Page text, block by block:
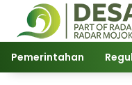
Langsung
konten
Pemerintahan